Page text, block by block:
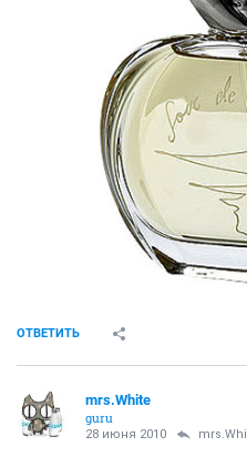
ОТВЕТИТЬ
mrs.White
guru
28 июня 2010